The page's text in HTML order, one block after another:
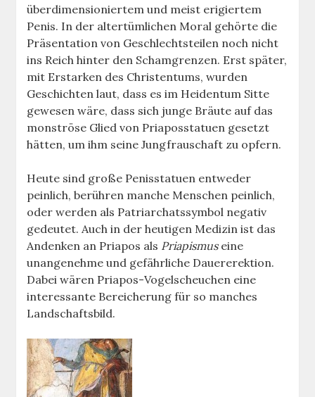
überdimensioniertem und meist erigiertem
Penis. In der altertümlichen Moral gehörte die
Präsentation von Geschlechtsteilen noch nicht
ins Reich hinter den Schamgrenzen. Erst später,
mit Erstarken des Christentums, wurden
Geschichten laut, dass es im Heidentum Sitte
gewesen wäre, dass sich junge Bräute auf das
monströse Glied von Priaposstatuen gesetzt
hätten, um ihm seine Jungfrauschaft zu opfern.
Heute sind große Penisstatuen entweder
peinlich, berühren manche Menschen peinlich,
oder werden als Patriarchatssymbol negativ
gedeutet. Auch in der heutigen Medizin ist das
Andenken an Priapos als Priapismuseine
unangenehme und gefährliche Dauererektion.
Dabei wären Priapos-Vogelscheuchen eine
interessante Bereicherung für so manches
Landschaftsbild.